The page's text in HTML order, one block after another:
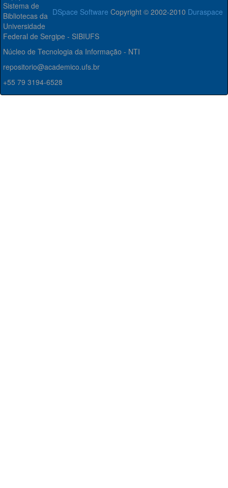
DSpace Software Copyright © 2002-2010 Duraspace
Sistema de
Bibliotecas da
Universidade
Federal de Sergipe - SIBIUFS
Núcleo de Tecnologia da Informação - NTI
repositorio@academico.ufs.br
+55 79 3194-6528